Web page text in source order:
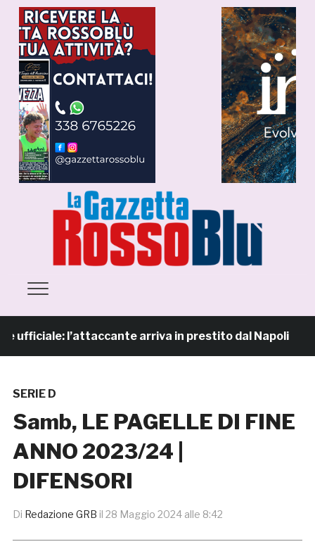
l’attaccante arriva in prestito dal Napoli
SERIE D
Samb, LE PAGELLE DI FINE
ANNO 2023/24 |
DIFENSORI
Di Redazione GRB il 28 Maggio 2024 alle 8:42